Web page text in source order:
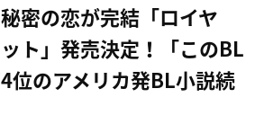
密の恋が完結「ロイヤ
ト」発売決定！「このBL
位のアメリカ発BL小説続